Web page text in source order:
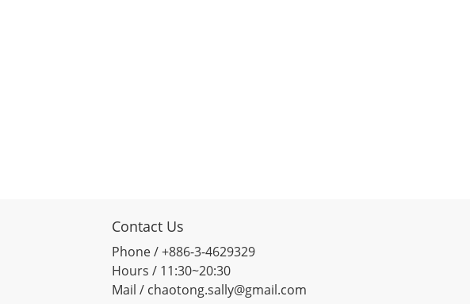
Contact Us
Phone / +886-3-4629329
Hours / 11:30~20:30
Mail / chaotong.sally@gmail.com